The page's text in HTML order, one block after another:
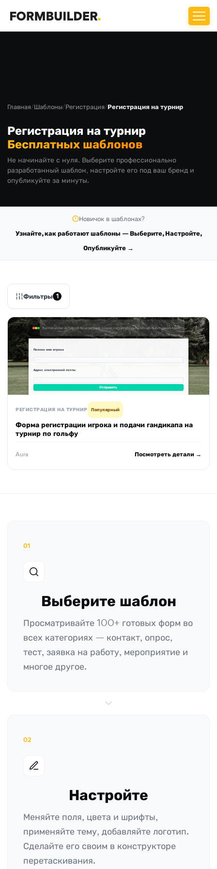
Главная/Шаблоны/Регистрация/Регистрация на турнир
Регистрация на турнир
Бесплатных шаблонов
Не начинайте с нуля. Выберите профессионально
разработанный шаблон, настройте его под ваш бренд и
опубликуйте за минуты.
Новичок в шаблонах?
Узнайте, как работают шаблоны — Выберите, Настройте,
Опубликуйте →
Фильтры 1
formbuilder.ai/f/golf-tournament-player-registration-handicap-submission-form
Полное имя игрока
Адрес электронной почты
Отправить
РЕГИСТРАЦИЯ НА ТУРНИР Популярный
Форма регистрации игрока и подачи гандикапа на
турнир по гольфу
Aura Посмотреть детали →
01
Выберите шаблон
Просматривайте 100+ готовых форм во
всех категориях — контакт, опрос,
тест, заявка на работу, мероприятие и
многое другое.
02
Настройте
Меняйте поля, цвета и шрифты,
применяйте тему, добавляйте логотип.
Сделайте его своим в конструкторе
перетаскивания.